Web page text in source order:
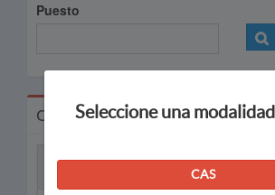
Puesto
Convocatorias
Seleccione una modalidad
CAS